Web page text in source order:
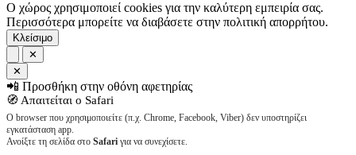
Ο χώρος χρησιμοποιεί cookies για την καλύτερη εμπειρία σας.
Περισσότερα μπορείτε να διαβάσετε στην πολιτική απορρήτου.
Κλείσιμο
✕
✕
📲 Προσθήκη στην οθόνη αφετηρίας
🧭 Απαιτείται ο Safari
Ο browser που χρησιμοποιείτε (π.χ. Chrome, Facebook, Viber) δεν υποστηρίζει
εγκατάσταση app.
Ανοίξτε τη σελίδα στο Safari για να συνεχίσετε.